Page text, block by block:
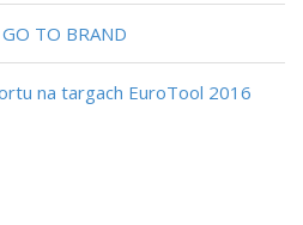
TO BRAND
na targach EuroTool 2016